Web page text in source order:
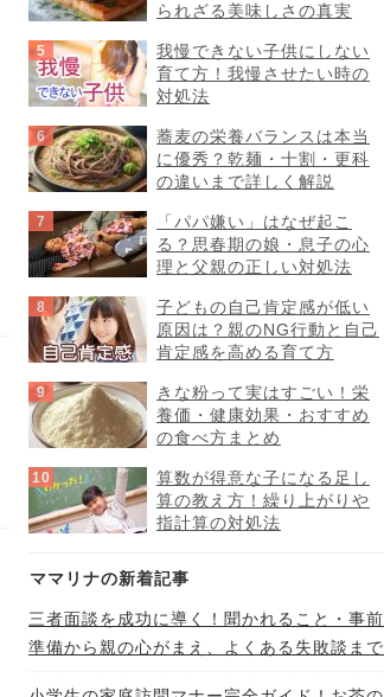
られざる美味しさの真実
我慢できない子供にしない
育て方！我慢させたい時の
対処法
蕎麦の栄養バランスは本当
に優秀？乾麺・十割・更科
の違いまで詳しく解説
「パパ嫌い」はなぜ起こ
る？思春期の娘・息子の心
理と父親の正しい対処法
子どもの自己肯定感が低い
原因は？親のNG行動と自己
肯定感を高める育て方
きな粉って実はすごい！栄
養価・健康効果・おすすめ
の食べ方まとめ
算数が得意な子になる足し
算の教え方！繰り上がりや
指計算の対処法
ママリナの新着記事
三者面談を成功に導く！聞かれること・事前
準備から親の心がまえ、よくある失敗談まで